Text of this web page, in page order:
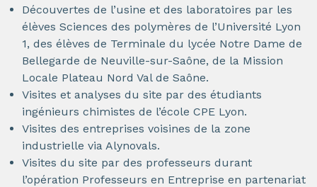
Découvertes de l’usine et des laboratoires par les
élèves Sciences des polymères de l’Université Lyon
1, des élèves de Terminale du lycée Notre Dame de
Bellegarde de Neuville-sur-Saône, de la Mission
Locale Plateau Nord Val de Saône.
Visites et analyses du site par des étudiants
ingénieurs chimistes de l’école CPE Lyon.
Visites des entreprises voisines de la zone
industrielle via Alynovals.
Visites du site par des professeurs durant
l’opération Professeurs en Entreprise en partenariat